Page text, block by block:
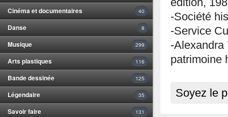
Cinéma et documentaires 40
Danse 8
Musique 299
Arts plastiques 116
Bande dessinée 125
Légendaire 35
Savoir faire 131
édition,
-Société
-Service
-
patrimoine
Soyez le